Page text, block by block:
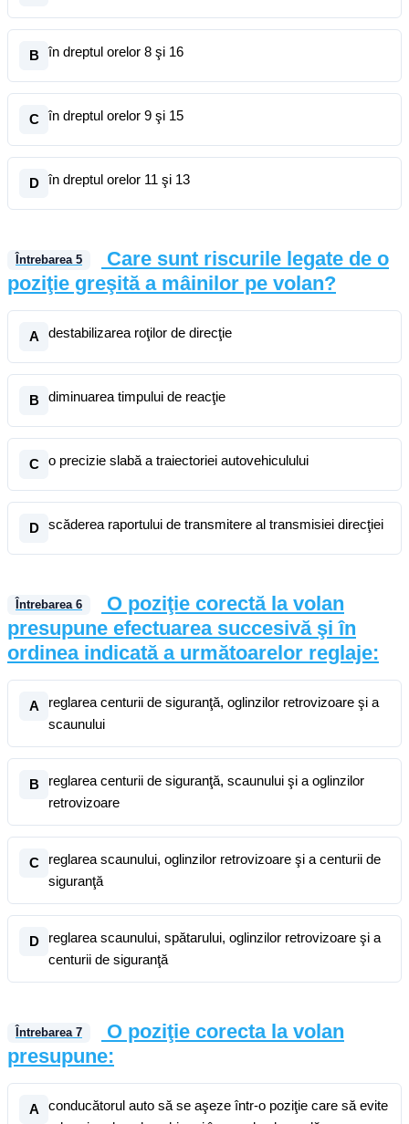
B în dreptul orelor 8 şi 16
C în dreptul orelor 9 şi 15
D în dreptul orelor 11 şi 13
Întrebarea 5
Care sunt riscurile legate de o
poziţie greşită a mâinilor pe volan?
A destabilizarea roţilor de direcţie
B diminuarea timpului de reacţie
C o precizie slabă a traiectoriei autovehiculului
D scăderea raportului de transmitere al transmisiei direcţiei
Întrebarea 6
O poziţie corectă la volan
presupune efectuarea succesivă şi în
ordinea indicată a următoarelor reglaje:
A
reglarea centurii de siguranţă, oglinzilor retrovizoare şi a
scaunului
B
reglarea centurii de siguranţă, scaunului şi a oglinzilor
retrovizoare
C
reglarea scaunului, oglinzilor retrovizoare şi a centurii de
siguranţă
D
reglarea scaunului, spătarului, oglinzilor retrovizoare şi a
centurii de siguranţă
Întrebarea 7
O poziţie corecta la volan
presupune:
A
conducătorul auto să se aşeze într-o poziţie care să evite